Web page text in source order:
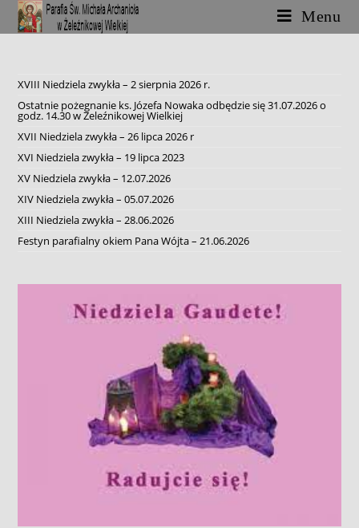
Skip
content
Menu
XVIII Niedziela zwykła – 2 sierpnia 2026 r.
Ostatnie pożegnanie ks. Józefa Nowaka odbędzie się 31.07.2026 o
godz. 14.30 w Żeleźnikowej Wielkiej
XVII Niedziela zwykła – 26 lipca 2026 r
XVI Niedziela zwykła – 19 lipca 2023
XV Niedziela zwykła – 12.07.2026
XIV Niedziela zwykła – 05.07.2026
XIII Niedziela zwykła – 28.06.2026
Festyn parafialny okiem Pana Wójta – 21.06.2026